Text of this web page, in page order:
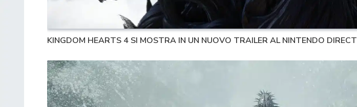
KINGDOM HEARTS 4 SI MOSTRA IN UN NUOVO TRAILER AL NINTENDO DIRECT